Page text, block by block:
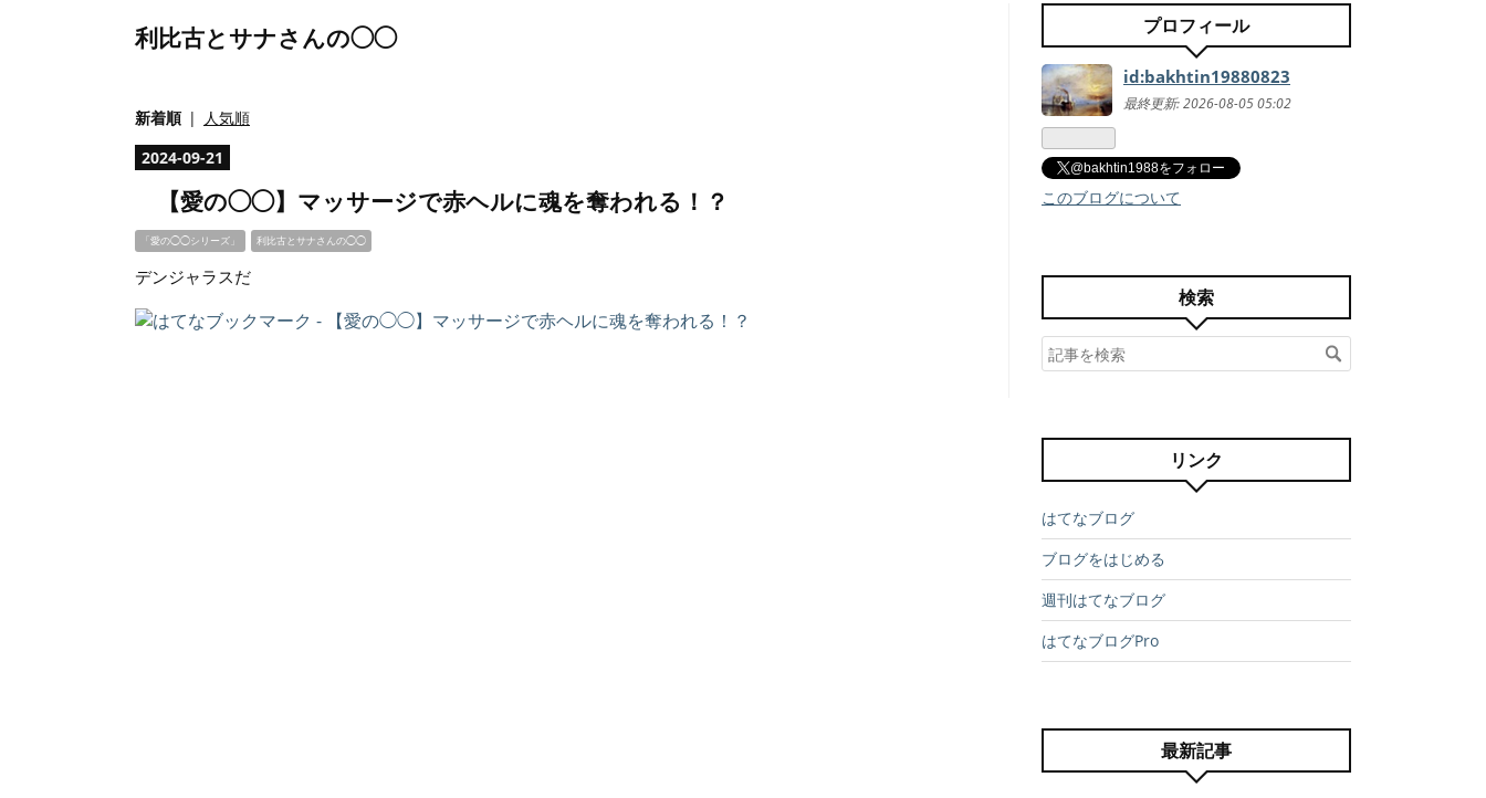
利比古とサナさんの◯◯
新着順
人気順
2024-09-21
【愛の◯◯】マッサージで赤ヘルに魂を奪われる！？
「愛の◯◯シリーズ」 利比古とサナさんの◯◯
デンジャラスだ
プロフィール
id:bakhtin19880823
最終更新:2026-08-05 05:02
@bakhtin1988をフォロー
このブログについて
検索
リンク
はてなブログ
ブログをはじめる
週刊はてなブログ
はてなブログPro
最新記事